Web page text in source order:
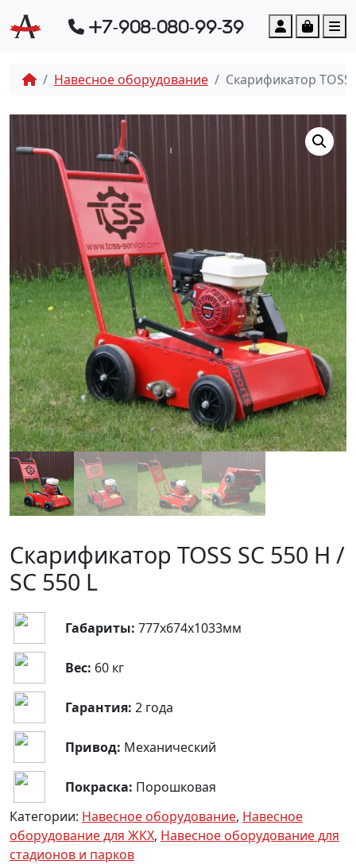
+7-908-080-99-39 Account
Cart
Навесное оборудование Скарификатор TOSS
Скарификатор TOSS SC 550 H /
SC 550 L
Габариты: 777х674х1033мм
Вес: 60 кг
Гарантия: 2 года
Привод: Механический
Покраска: Порошковая
Категории: Навесное оборудование, Навесное
оборудование для ЖКХ, Навесное оборудование для
стадионов и парков